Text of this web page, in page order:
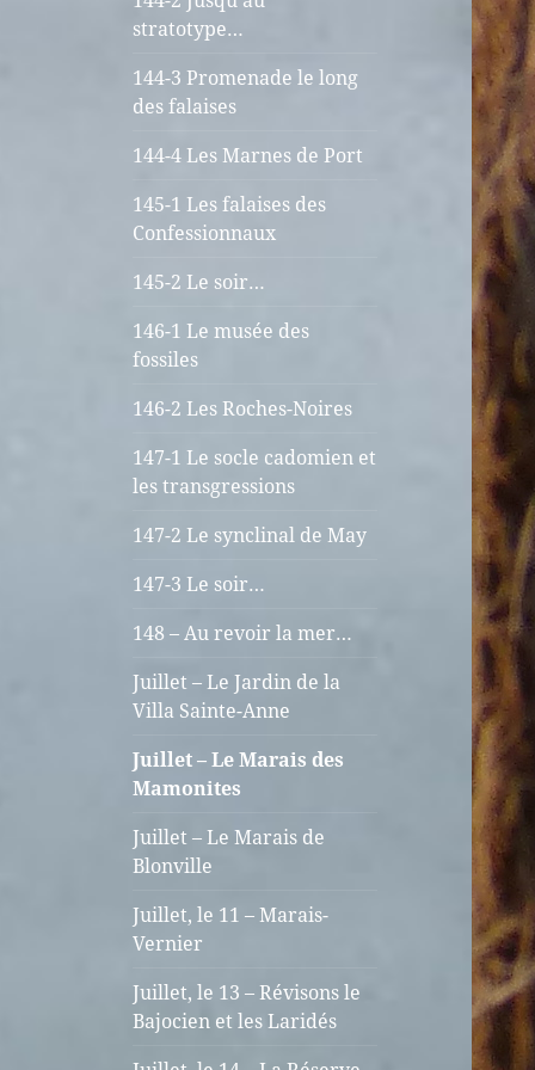
stratotype…
144-3 Promenade le long
des falaises
144-4 Les Marnes de Port
145-1 Les falaises des
Confessionnaux
145-2 Le soir…
146-1 Le musée des
fossiles
146-2 Les Roches-Noires
147-1 Le socle cadomien et
les transgressions
147-2 Le synclinal de May
147-3 Le soir…
148 – Au revoir la mer…
Juillet – Le Jardin de la
Villa Sainte-Anne
Juillet – Le Marais des
Mamonites
Juillet – Le Marais de
Blonville
Juillet, le 11 – Marais-
Vernier
Juillet, le 13 – Révisons le
Bajocien et les Laridés